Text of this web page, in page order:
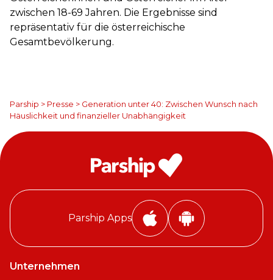
zwischen 18-69 Jahren. Die Ergebnisse sind
repräsentativ für die österreichische
Gesamtbevölkerung.
Parship > Presse > Generation unter 40: Zwischen Wunsch nach
Häuslichkeit und finanzieller Unabhängigkeit
Parship Apps
P
a
P
a
Unternehmen